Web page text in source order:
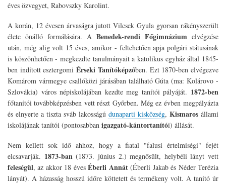
éves özvegyet, Rabovszky Karolint.
A korán, 12 évesen árvaságra jutott Vilcsek Gyula gyorsan rákényszerült
élete önálló formálására. A Benedek-rendi Főgimnázium elvégzése
után, még alig volt 15 éves, amikor - feltehetően apja polgári státusának
is köszönhetően - megkezdte tanulmányait a katolikus egyház által 1845-
ben indított esztergomiÉrseki Tanítóképzőben. Ezt 1870-ben elvégezve
Komárom vármegye csallóközi járásában található Gúta (ma: Kolárovo -
Szlovákia) város népiskolájában kezdte meg tanítói pályáját. 1872-ben
főtanítói továbbképzésben vett részt Győrben. Még ez évben megpályázta
és elnyerte a tiszta sváb lakosságú dunaparti kisközség, Kismaros állami
iskolájának tanítói (pontosabban igazgató-kántortanítói) állását.
Nem kellett sok idő ahhoz, hogy a fiatal "falusi értelmiségi" fejét
elcsavarják. 1873-ban(1873. június 2.) megnősült, helybéli lányt vett
feleségül, az akkor 18 évesÉberli Annát(Éberli Jakab és Néder Terézia
lányát). A házasság hosszú időre köttetett és termékeny volt. A tanító úr